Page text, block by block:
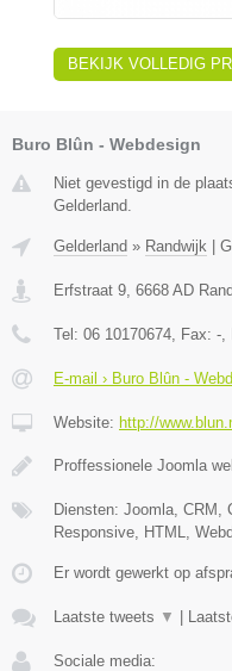
BEKIJK VOLLEDIG
Buro Blûn - Webdesign
Niet gevestigd in de
Gelderland.
Gelderland » Randwijk |
Erfstraat 9 6668 AD
Tel: 06 10170674 , Fax: -
E-mail › Buro Blûn -
Website: http://
Proffessionele Joomla
Diensten: Joomla, CRM,
Responsive, HTML,
Er wordt gewerkt op
Laatste tweets ▼ |
Sociale media: